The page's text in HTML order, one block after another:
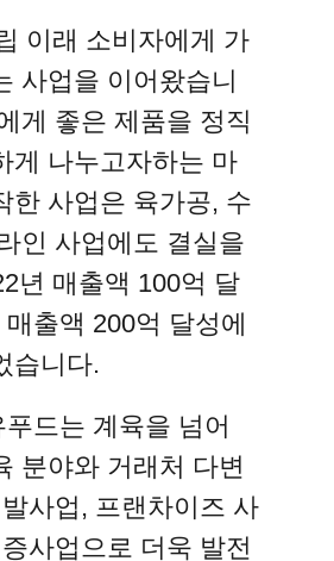
이래 소비자에게 가
사업을 이어왔습니
게 좋은 제품을 정직
게 나누고자하는 마
한 사업은 육가공, 수
인 사업에도 결실을
년 매출액 100억 달
출액 200억 달성에
습니다.
드는 계육을 넘어
분야와 거래처 다변
사업, 프랜차이즈 사
사업으로 더욱 발전